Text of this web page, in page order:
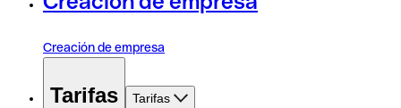
Creación de empresa
Tarifas Tarifas